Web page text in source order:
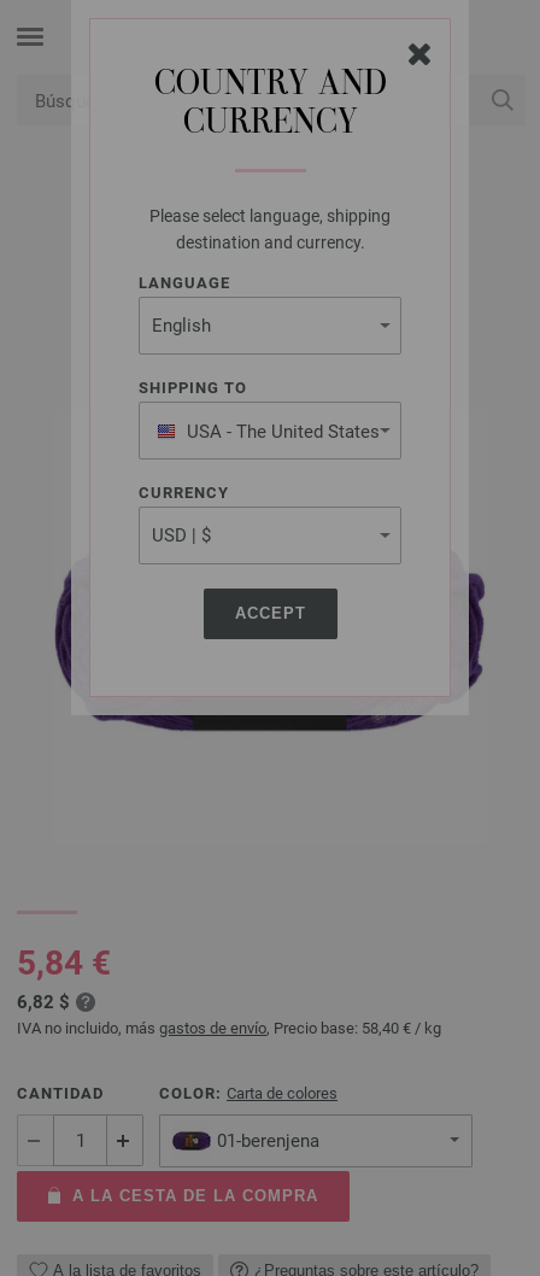
COUNTRY AND
CURRENCY
Please select language, shipping
destination and currency.
LANGUAGE
SHIPPING TO
USA - The United States
of America
CURRENCY
ACCEPT
LANA GROSSA
THE LOOK
5,84 €
6,82 $
IVA no incluido, más gastos de envío, Precio base: 58,40 € / kg
CANTIDAD COLOR: Carta de colores
01-berenjena
A LA CESTA DE LA COMPRA
A la lista de favoritos ¿Preguntas sobre este artículo?